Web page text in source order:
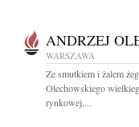
ANDRZEJ
WARSZAWA
Ze smutkiem i żalem
Olechowskiego
rynkowej,...